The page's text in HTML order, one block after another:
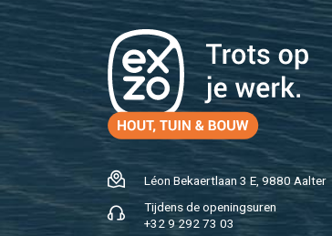
Léon Be­kaert­laan 3 E, 9880 Aal­ter
Tij­dens de ope­nings­uren
+32 9 292 73 03